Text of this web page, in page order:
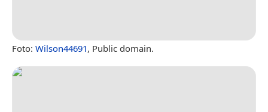
Foto: Wilson44691, Public domain.